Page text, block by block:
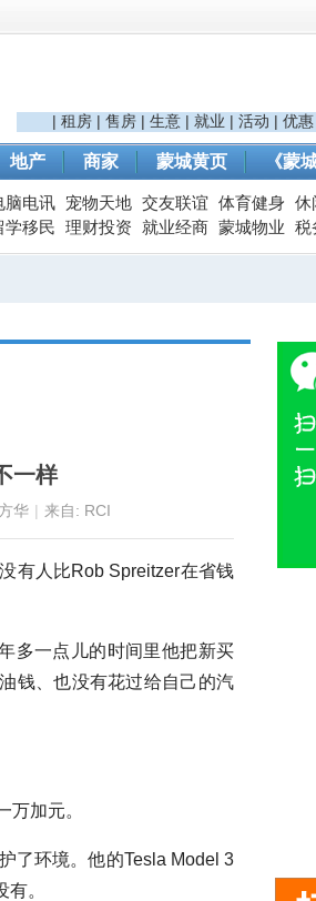
| 租房 | 售房 | 生意 | 就业 | 活动 | 优惠
地产 商家 蒙城黄页 《蒙
脑电讯 宠物天地 交友联谊 体育健身 休
学移民 理财投资 就业经商 蒙城物业 税
一样
华 | 来自: RCI
有人比Rob Spreitzer在省钱
多一点儿的时间里他把新买
钱、也没有花过给自己的汽
加元。
了环境。他的Tesla Model 3
。